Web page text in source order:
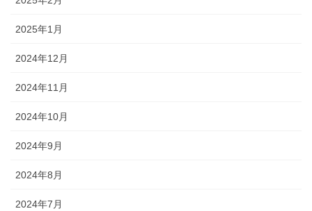
2025年1月
2024年12月
2024年11月
2024年10月
2024年9月
2024年8月
2024年7月